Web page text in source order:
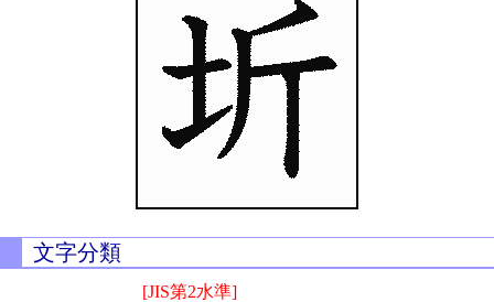
文字分類
[JIS第2水準]